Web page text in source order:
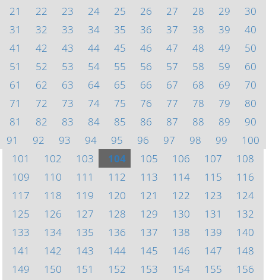
21
22 23 24 25 26 27 28 29
30
31
32 33 34 35 36 37 38 39
40
41
42 43 44 45 46 47 48 49
50
51
52 53 54 55 56 57 58 59
60
61
62 63 64 65 66 67 68 69
70
71
72 73 74 75 76 77 78 79
80
81
82 83 84 85 86 87 88 89
90
91
92 93 94 95 96 97 98 99
100
101
102 103 104 105 106 107
108
109
110 111 112 113 114 115
116
117
118 119 120 121 122 123
124
125
126 127 128 129 130 131
132
133
134 135 136 137 138 139
140
141
142 143 144 145 146 147
148
149
150 151 152 153 154 155
156